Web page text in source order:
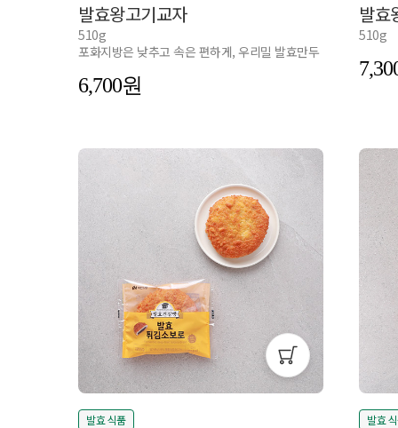
발효왕고기교자
510g
포화지방은 낮추고 속은 편하게, 우리밀 발효만두
6,700
발효
510g
발효 식품 발효